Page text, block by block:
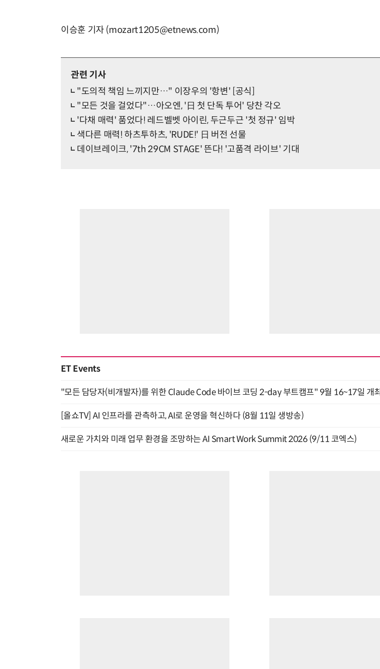
이승훈 기자 (mozart1205@etnews.com)
관련 기사
"도의적 책임 느끼지만…" 이장우의 '항변' [공식]
"모든 것을 걸었다"…아오엔, '日 첫 단독 투어' 당찬 각오
'다채 매력' 품었다! 레드벨벳 아이린, 두근두근 '첫 정규' 임박
색다른 매력! 하츠투하츠, 'RUDE!' 日 버전 선물
데이브레이크, '7th 29CM STAGE' 뜬다! '고품격 라이브' 기대
ET Events
"모든 담당자(비개발자)를 위한 Claude Code 바이브 코딩 2-day 부트캠프" 9월 16~17일 개최
[올쇼TV] AI 인프라를 관측하고, AI로 운영을 혁신하다 (8월 11일 생방송)
새로운 가치와 미래 업무 환경을 조망하는 AI Smart Work Summit 2026 (9/11 코엑스)